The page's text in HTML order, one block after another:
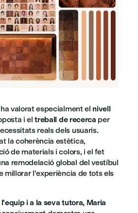
valorat especialment el nivell
i eltreball de recerca per
reals dels usuaris.
la coherència estètica,
de materials i colors, i el fet
remodelació global del vestíbul
millorar l'experiència de tots els
i a la seva tutora, Maria